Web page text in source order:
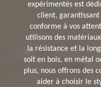
expérimentés est
client,
conforme à vos
utilisons des
la résistance et la
soit en bois, en métal
plus, nous offrons des
aider à choisir le